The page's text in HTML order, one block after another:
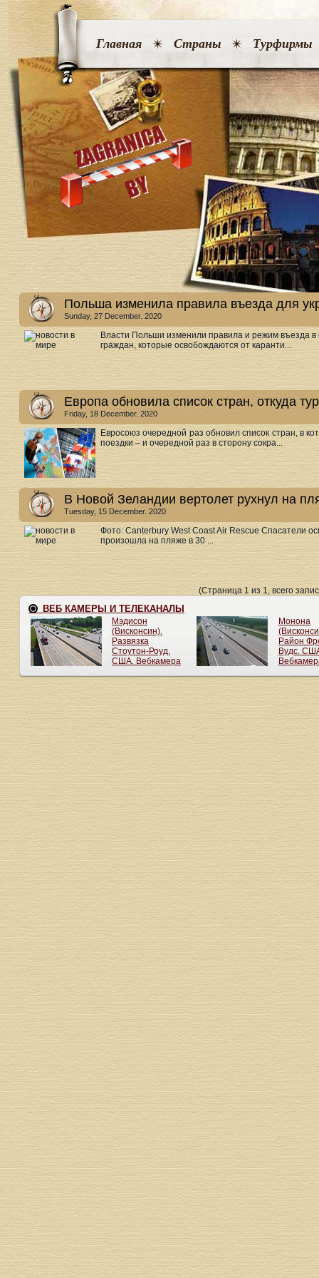
Главная Страны Турфирмы
Польша изменила правила въезда для
Sunday, 27 December. 2020
Власти Польши изменили правила и режим въезда в
граждан, которые освобождаются от каранти...
Европа обновила список стран, откуда
Friday, 18 December. 2020
Евросоюз очередной раз обновил список стран, в
поездки – и очередной раз в сторону сокра...
В Новой Зеландии вертолет рухнул на
Tuesday, 15 December. 2020
Фото: Canterbury West Coast Air Rescue Спасатели
произошла на пляже в 30 ...
(Страница 1 из 1, всего